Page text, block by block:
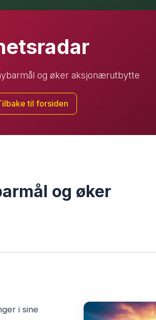
og øker aksjonærutbytte
til forsiden
og øker
i sine